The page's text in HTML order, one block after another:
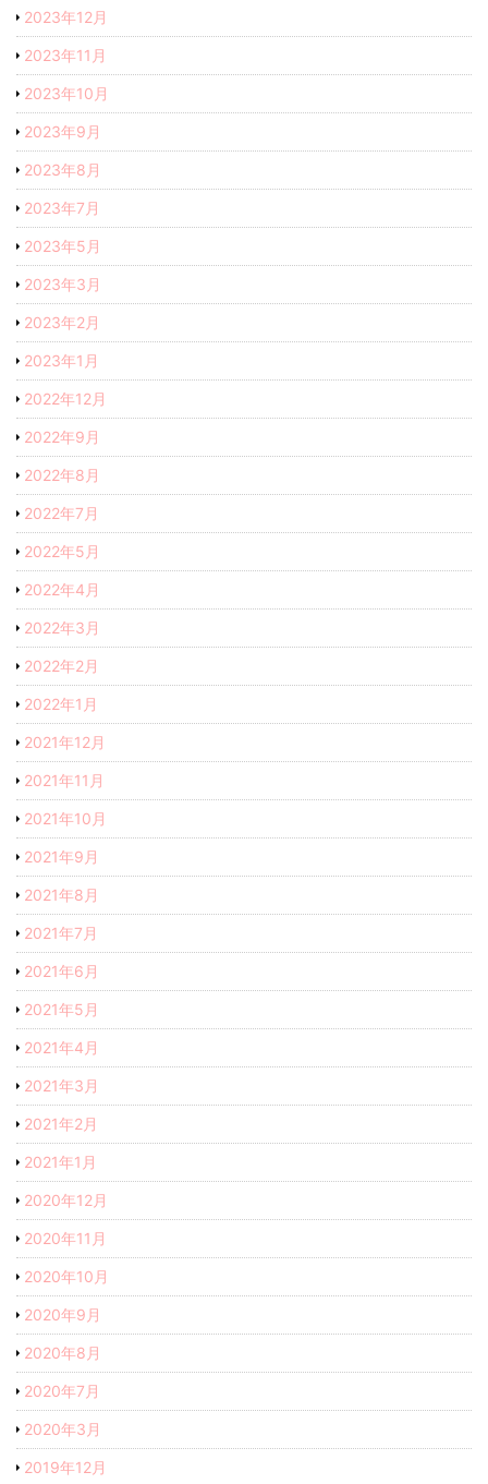
2023年12月
2023年11月
2023年10月
2023年9月
2023年8月
2023年7月
2023年5月
2023年3月
2023年2月
2023年1月
2022年12月
2022年9月
2022年8月
2022年7月
2022年5月
2022年4月
2022年3月
2022年2月
2022年1月
2021年12月
2021年11月
2021年10月
2021年9月
2021年8月
2021年7月
2021年6月
2021年5月
2021年4月
2021年3月
2021年2月
2021年1月
2020年12月
2020年11月
2020年10月
2020年9月
2020年8月
2020年7月
2020年3月
2019年12月